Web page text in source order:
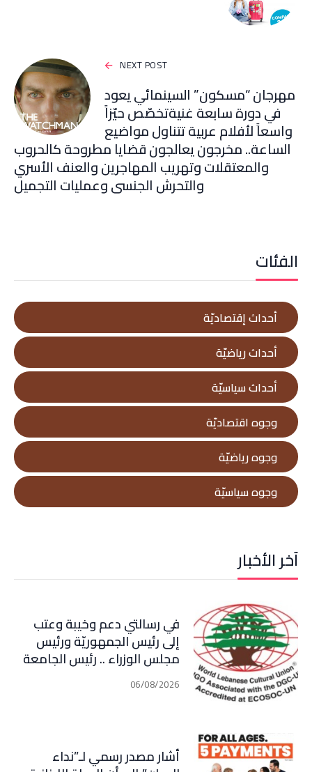
NEXT POST
مهرجان “مسكون” السينمائي يعود
في دورة سابعة غنيةتخصّص حيّزاً
واسعاً لأفلام عربية تتناول مواضيع
الساعة.. مخرجون يعالجون قضايا مطروحة كالحروب
والمعتقلات وتهريب المهاجرين والعنف الأسري
والتحرش الجنسي وعمليات التجميل
الفئات
أحداث إقتصاديّة
أحداث رياضيّة
أحداث سياسيّة
وجوه اقتصاديّة
وجوه رياضيّة
وجوه سياسيّة
آخر الأخبار
في رسالتي دعم وخيبة وعتب
إلى رئيس الجمهوريّة ورئيس
مجلس الوزراء .. رئيس الجامعة
اللبنانية الثقافيّة في العالم
(WLCU) يؤكد دعم الدّولة06/08/2026
أشار مصدر رسمي لـ”نداء